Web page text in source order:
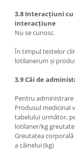
3.8 Interacțiuni cu
interacțiune
Nu se cunosc.
În timpul testelor
lotilanerum și
3.9 Căi de
Pentru administrare
Produsul medicinal
tabelului următor,
lotilaner/kg
Greutatea corporală
a câinelui (kg)